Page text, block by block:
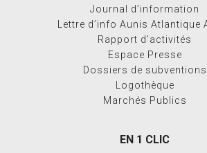
Journal d’information
Lettre d’info Aunis Atlantique
Rapport d’activités
Espace Presse
Dossiers de subventions
Logothèque
Marchés Publics
EN 1 CLIC